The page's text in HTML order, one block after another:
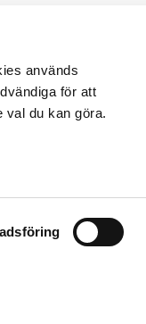
används
för att
val du kan göra.